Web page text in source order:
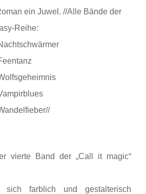
ein Juwel. //Alle Bände der
Reihe:
vierte Band der „Call it magic“
farblich und gestalterisch